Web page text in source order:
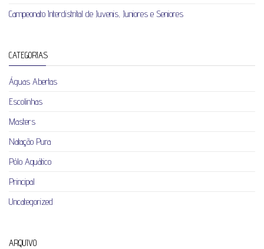
Campeonato Interdistrital de Juvenis, Juniores e Seniores
CATEGORIAS
Águas Abertas
Escolinhas
Masters
Natação Pura
Pólo Aquático
Principal
Uncategorized
ARQUIVO